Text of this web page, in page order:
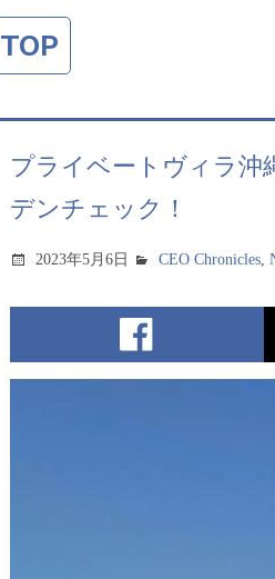
TOP
プライベートヴィラ沖
デンチェック！
2023年5月6日 CEO Chronicles,